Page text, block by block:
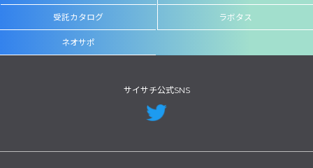
受託カタログ ラボタス
ネオサポ
サイサチ公式SNS